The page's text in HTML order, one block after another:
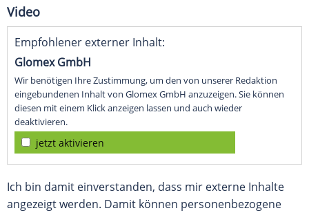
Video
Empfohlener externer Inhalt:
Glomex GmbH
Wir benötigen Ihre Zustimmung, um den von unserer Redaktion
eingebundenen Inhalt von Glomex GmbH anzuzeigen. Sie können
diesen mit einem Klick anzeigen lassen und auch wieder
deaktivieren.
jetzt aktivieren
Ich bin damit einverstanden, dass mir externe Inhalte
angezeigt werden. Damit können personenbezogene